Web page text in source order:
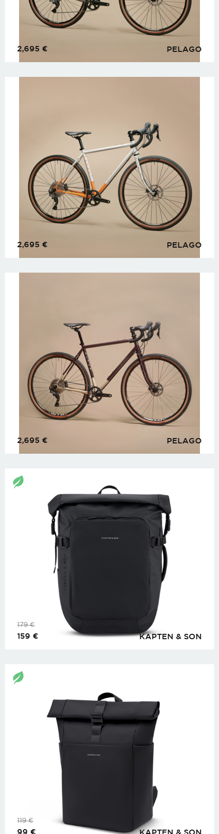
PELAGO
2,695 €
PELAGO
2,695 €
PELAGO
2,695 €
KAPTEN & SON
179€
159 €
KAPTEN & SON
119€
99 €